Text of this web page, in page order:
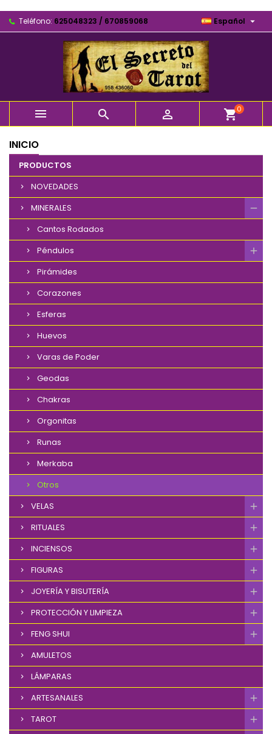
Teléfono: 625048323 / 670859068 Español 
   shopping_cart0
INICIO
PRODUCTOS
NOVEDADES
MINERALES
Cantos Rodados
Péndulos
Pirámides
Corazones
Esferas
Huevos
Varas de Poder
Geodas
Chakras
Orgonitas
Runas
Merkaba
Otros
VELAS
RITUALES
INCIENSOS
FIGURAS
JOYERÍA Y BISUTERÍA
PROTECCIÓN Y LIMPIEZA
FENG SHUI
AMULETOS
LÁMPARAS
ARTESANALES
TAROT